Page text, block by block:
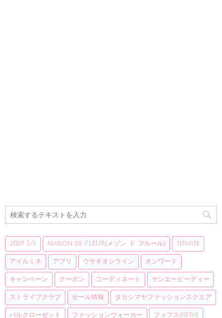
2019 S/S Maison de FLEUR(メゾン ド フルール) titivate
アイルミネ アプリ ウサギオンライン オンワード
キャンペーン クーポン コーディネート サンエービーディー
ストライプクラブ セール情報 タカシマヤファッションスクエア
パルクローゼット ファッションウォーカー フィフス(fifth)